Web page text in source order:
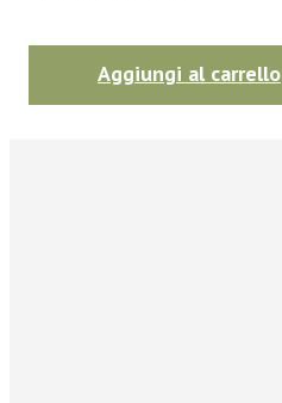
Aggiungi al carrello